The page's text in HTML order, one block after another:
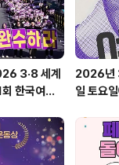
3·8 세계
한국여성
2026년
일 토요